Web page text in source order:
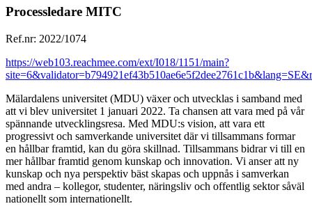
Processledare MITC
Ref.nr: 2022/1074
https://web103.reachmee.com/ext/I018/1151/main?
Mälardalens universitet (MDU) växer och utvecklas i samband med
att vi blev universitet 1 januari 2022. Ta chansen att vara med på vår
spännande utvecklingsresa. Med MDU:s vision, att vara ett
progressivt och samverkande universitet där vi tillsammans formar
en hållbar framtid, kan du göra skillnad. Tillsammans bidrar vi till en
mer hållbar framtid genom kunskap och innovation. Vi anser att ny
kunskap och nya perspektiv bäst skapas och uppnås i samverkan
med andra – kollegor, studenter, näringsliv och offentlig sektor såväl
nationellt som internationellt.